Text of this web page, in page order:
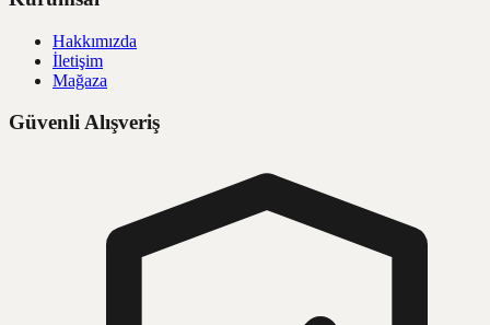
Hakkımızda
İletişim
Mağaza
Güvenli Alışveriş